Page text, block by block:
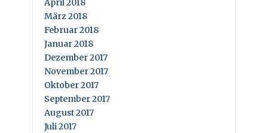
April 2018
März 2018
Februar 2018
Januar 2018
Dezember 2017
November 2017
Oktober 2017
September 2017
August 2017
Juli 2017